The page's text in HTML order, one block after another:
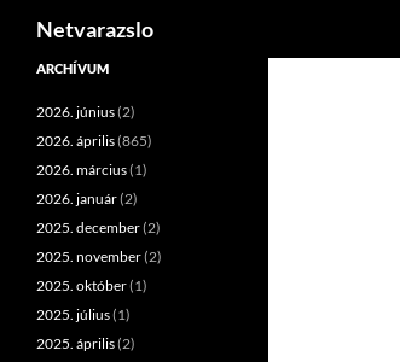
Kilépés
Netvarazslo
ARCHÍVUM
2026. június(2)
2026. április(865)
2026. március(1)
2026. január(2)
2025. december(2)
2025. november(2)
2025. október(1)
2025. július(1)
2025. április(2)